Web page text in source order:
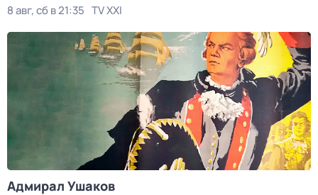
8 авг, сб в 21:35 TV XXI
Адмирал Ушаков